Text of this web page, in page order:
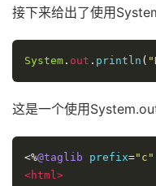
接下来给出了使用
System . out . println (
这是一个使用
<%@taglib prefix="c"
<html>